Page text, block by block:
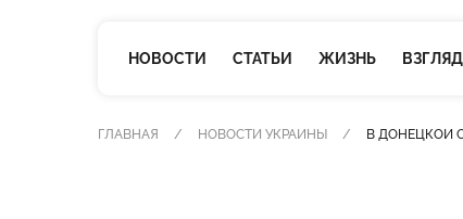
НОВОСТИ СТАТЬИ ЖИЗНЬ
ГЛАВНАЯ НОВОСТИ УКРАИНЫ В ДОНЕЦКОЙ